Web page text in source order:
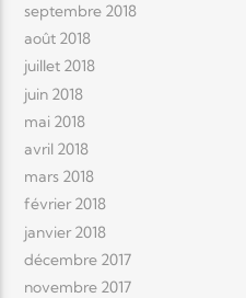
septembre 2018
août 2018
juillet 2018
juin 2018
mai 2018
avril 2018
mars 2018
février 2018
janvier 2018
décembre 2017
novembre 2017